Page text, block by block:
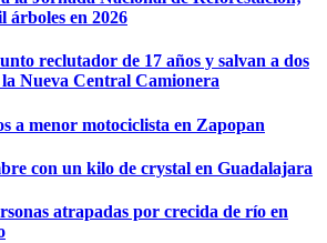
árboles en 2026
reclutador de 17 años y salvan a dos
la Nueva Central Camionera
a menor motociclista en Zapopan
con un kilo de crystal en Guadalajara
atrapadas por crecida de río en